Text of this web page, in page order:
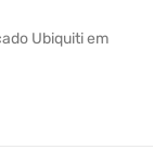
Ubiquiti em